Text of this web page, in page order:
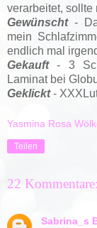
verarbeitet, sollte
Gewünscht-
mein
endlich mal
Gekauft- 3
Laminat bei
Geklickt-
Yasmina Rosa
Teilen
22 Kommentare:
Sabrina_s